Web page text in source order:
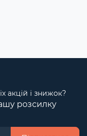
акцій і знижок?
розсилку